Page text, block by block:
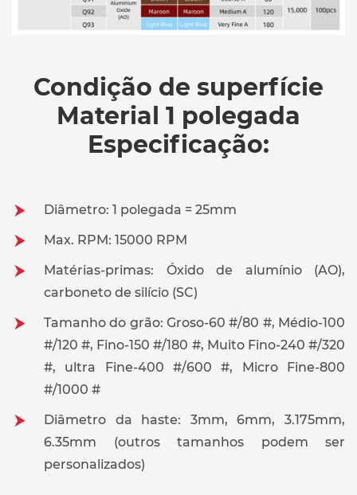
Condição de superfície
Material 1 polegada
Especificação:
Diâmetro: 1 polegada = 25mm
Max. RPM: 15000 RPM
Matérias-primas: Óxido de alumínio (AO),
carboneto de silício (SC)
Tamanho do grão: Groso-60 #/80 #, Médio-100
#/120 #, Fino-150 #/180 #, Muito Fino-240 #/320
#, ultra Fine-400 #/600 #, Micro Fine-800
#/1000 #
Diâmetro da haste: 3mm, 6mm, 3.175mm,
6.35mm (outros tamanhos podem ser
personalizados)